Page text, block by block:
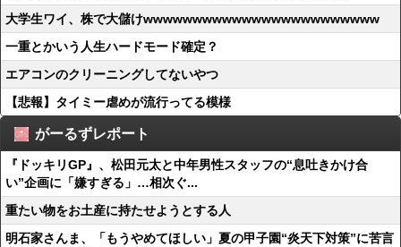
大学生ワイ、株で大儲けwwwwwwwwwwwwwwwwwwwwwwww
一重とかいう人生ハードモード確定？
エアコンのクリーニングしてないやつ
【悲報】タイミー虐めが流行ってる模様
がーるずレポート
『ドッキリGP』、松田元太と中年男性スタッフの“息吐きかけ合
い”企画に「嫌すぎる」…相次ぐ...
重たい物をお土産に持たせようとする人
明石家さんま、「もうやめてほしい」夏の甲子園“炎天下対策”に苦言